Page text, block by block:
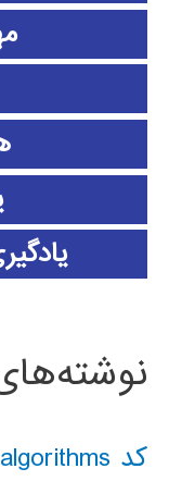
کد classical AI search algorithms